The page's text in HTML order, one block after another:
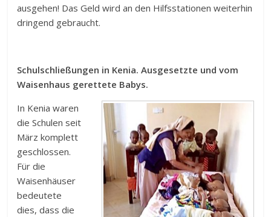
ausgehen! Das Geld wird an den Hilfsstationen weiterhin
dringend gebraucht.
Schulschließungen in Kenia. Ausgesetzte und vom
Waisenhaus gerettete Babys.
In Kenia waren
die Schulen seit
März komplett
geschlossen.
Für die
Waisenhäuser
bedeutete
dies, dass die